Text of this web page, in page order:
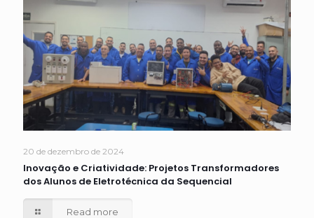
20 de dezembro de 2024
Inovação e Criatividade: Projetos Transformadores
dos Alunos de Eletrotécnica da Sequencial
Read more